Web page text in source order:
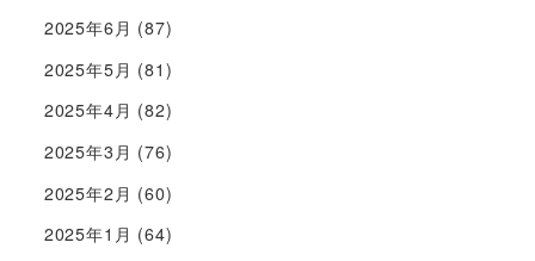
2025年6月 (87)
2025年5月 (81)
2025年4月 (82)
2025年3月 (76)
2025年2月 (60)
2025年1月 (64)